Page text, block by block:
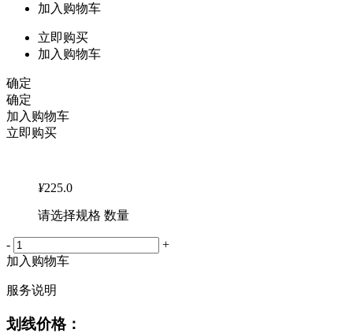
加入购物车
立即购买
加入购物车
确定
确定
加入购物车
立即购买
¥225.0
请选择规格 数量
-
+
加入购物车
服务说明
划线价格：